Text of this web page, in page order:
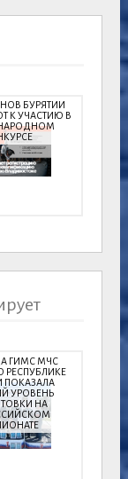
БУРЯТИИ
К УЧАСТИЮ В
ГИМС МЧС
РЕСПУБЛИКЕ
ПОКАЗАЛА
УРОВЕНЬ
НА